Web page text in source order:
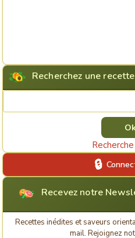
Recherchez une recette
Recevez notre
Recettes inédites et saveurs
mail. Rejoignez